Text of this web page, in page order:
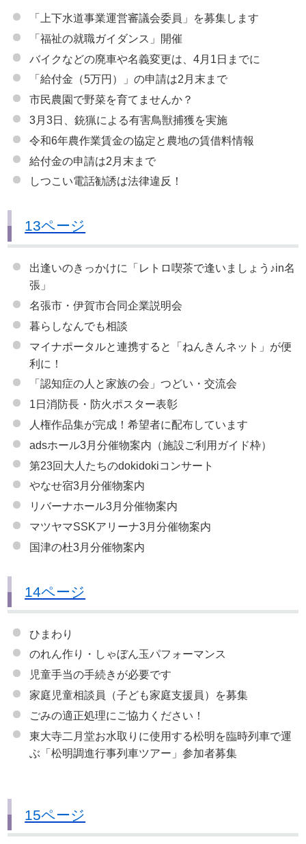
「上下水道事業運営審議会委員」を募集します
「福祉の就職ガイダンス」開催
バイクなどの廃車や名義変更は、4月1日までに
「給付金（5万円）」の申請は2月末まで
市民農園で野菜を育てませんか？
3月3日、銃猟による有害鳥獣捕獲を実施
令和6年農作業賃金の協定と農地の賃借料情報
給付金の申請は2月末まで
しつこい電話勧誘は法律違反！
13ページ
出逢いのきっかけに「レトロ喫茶で逢いましょう♪in名
張」
名張市・伊賀市合同企業説明会
暮らしなんでも相談
マイナポータルと連携すると「ねんきんネット」が便
利に！
「認知症の人と家族の会」つどい・交流会
1日消防長・防火ポスター表彰
人権作品集が完成！希望者に配布しています
adsホール3月分催物案内（施設ご利用ガイド枠）
第23回大人たちのdokidokiコンサート
やなせ宿3月分催物案内
リバーナホール3月分催物案内
マツヤマSSKアリーナ3月分催物案内
国津の杜3月分催物案内
14ページ
ひまわり
のれん作り・しゃぼん玉パフォーマンス
児童手当の手続きが必要です
家庭児童相談員（子ども家庭支援員）を募集
ごみの適正処理にご協力ください！
東大寺二月堂お水取りに使用する松明を臨時列車で運
ぶ「松明調進行事列車ツアー」参加者募集
15ページ